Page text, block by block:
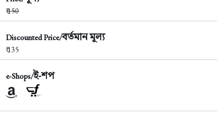
₹150
Discounted Price/বর্তমান মূল্য
₹ 135
e-Shops/ই-শপ